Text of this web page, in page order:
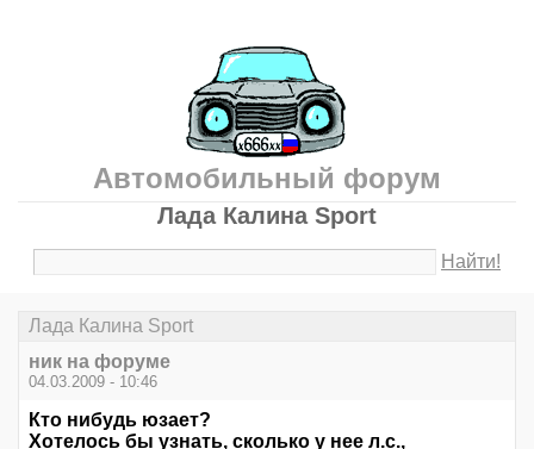
Автомобильный форум
Лада Калина Sport
Найти!
Лада Калина Sport
ник на форуме
04.03.2009 - 10:46
Кто нибудь юзает?
Хотелось бы узнать, сколько у нее л.с.,